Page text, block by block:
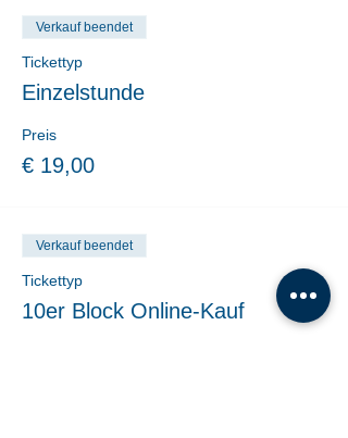
Verkauf beendet
Tickettyp
Einzelstunde
Preis
€ 19,00
Verkauf beendet
Tickettyp
10er Block Online-Kauf